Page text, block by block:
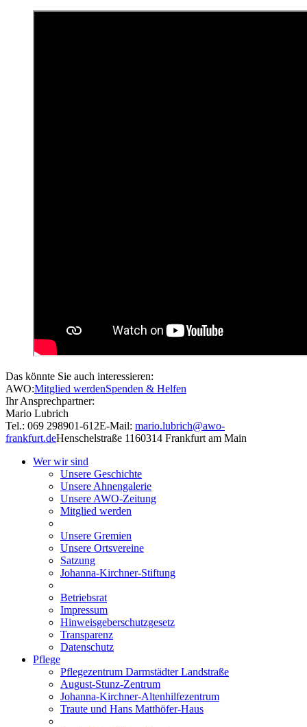
Das könnte Sie auch interessieren:
AWO:Mitglied werdenSpenden & Helfen
Ihr Ansprechpartner:
Mario Lubrich
Tel.: 069 298901-612E-Mail: mario.lubrich@awo-
frankfurt.deHenschelstraße 1160314 Frankfurt am Main
Wer wir sind
Unsere Geschichte
Unsere Ahnengalerie
Unsere AWO-Zeitung
Mitglied werden
Unsere Gremien
Unsere Ortsvereine
Satzung
Johanna-Kirchner-Stiftung
Betriebsrat
Impressum
Hinweisgeberschutzgesetz
Transparenz
Datenschutz
Pflege
Pflegezentrum Darmstädter Landstraße
August-Stunz-Zentrum
Johanna-Kirchner-Altenhilfezentrum
Traute und Hans Matthöfer-Haus